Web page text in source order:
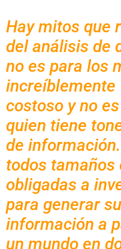
Hay mitos que
del análisis de
no es para los
increíblemente
costoso y no
quien tiene
de
todos tamaños
obligadas a
para generar
información a
un mundo en